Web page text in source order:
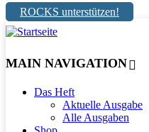
ROCKS unterstützen!
MAIN NAVIGATION
Das Heft
Aktuelle Ausgabe
Alle Ausgaben